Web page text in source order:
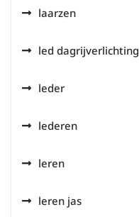
laarzen
led dagrijverlichting
leder
lederen
leren
leren jas